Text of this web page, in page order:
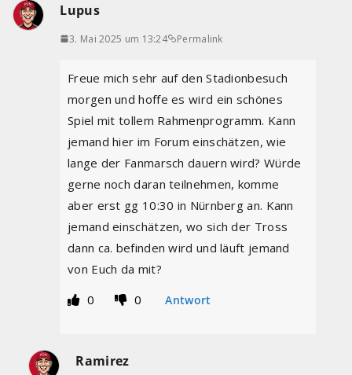
Lupus
3. Mai 2025 um 13:24 Permalink
Freue mich sehr auf den Stadionbesuch
morgen und hoffe es wird ein schönes
Spiel mit tollem Rahmenprogramm. Kann
jemand hier im Forum einschätzen, wie
lange der Fanmarsch dauern wird? Würde
gerne noch daran teilnehmen, komme
aber erst gg 10:30 in Nürnberg an. Kann
jemand einschätzen, wo sich der Tross
dann ca. befinden wird und läuft jemand
von Euch da mit?
0
0 Antwort
Ramirez